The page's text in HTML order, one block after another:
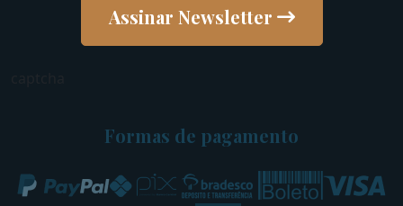
Assinar Newsletter
Formas de pagamento